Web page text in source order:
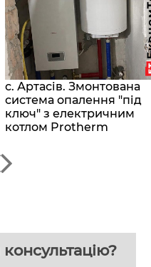
с. Артасів. Змонтована
система опалення "під
ключ" з електричним
котлом Protherm